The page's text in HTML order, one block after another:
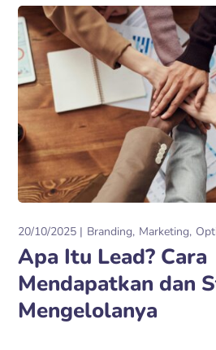
20/10/2025 Branding Marketing
Apa Itu Lead? Cara
Mendapatkan dan
Mengelolanya